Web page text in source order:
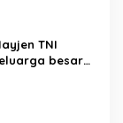
TNI
besar